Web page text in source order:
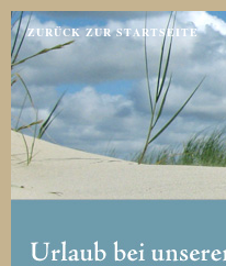
Jump
ZURÜCK ZUR STARTSEITE